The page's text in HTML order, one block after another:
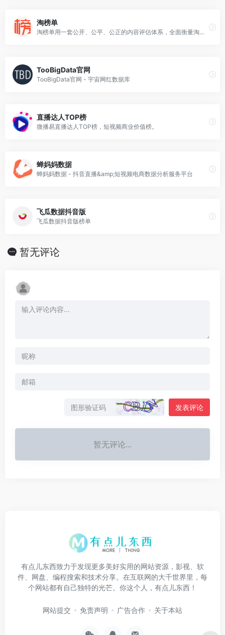
淘榜单
淘榜单用一套公开、公平、公正的内容评估体系，全面衡量淘宝达人的价值，并用数据打通淘宝内容生态的全链路，挖掘中国内容生态中最具消费驱动力的意见领袖。
TooBigData官网
TooBigData官网 - 宇宙网红数据库
直播达人TOP榜
微播易直播达人TOP榜，短视频商业价值榜。
蝉妈妈数据
蝉妈妈数据 - 抖音直播&amp;短视频电商数据分析服务平台
飞瓜数据抖音版
飞瓜数据抖音版榜单
暂无评论
发表评论
暂无评论...
有点儿东西致力于发现更多美好实用的网站资源，影视、软
件、网盘、编程搜索和技术分享。在互联网的大千世界里，每
个网站都有自己独特的光芒。你这个人，有点儿东西！
网站提交 免责声明 广告合作 关于本站